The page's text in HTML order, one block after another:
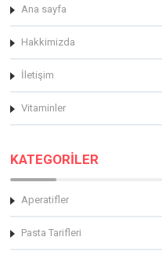
Ana sayfa
Hakkimizda
İletişim
Vitaminler
KATEGORİLER
Aperatifler
Pasta Tarifleri